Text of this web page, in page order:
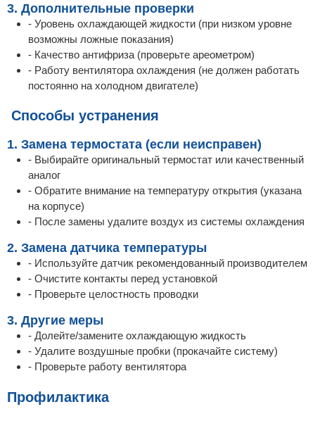
3. Дополнительные проверки
- Уровень охлаждающей жидкости (при низком уровне
возможны ложные показания)
- Качество антифриза (проверьте ареометром)
- Работу вентилятора охлаждения (не должен работать
постоянно на холодном двигателе)
️ Способы устранения
1. Замена термостата (если неисправен)
- Выбирайте оригинальный термостат или качественный
аналог
- Обратите внимание на температуру открытия (указана
на корпусе)
- После замены удалите воздух из системы охлаждения
2. Замена датчика температуры
- Используйте датчик рекомендованный производителем
- Очистите контакты перед установкой
- Проверьте целостность проводки
3. Другие меры
- Долейте/замените охлаждающую жидкость
- Удалите воздушные пробки (прокачайте систему)
- Проверьте работу вентилятора
Профилактика